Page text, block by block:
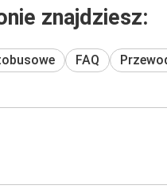
znajdziesz:
FAQ